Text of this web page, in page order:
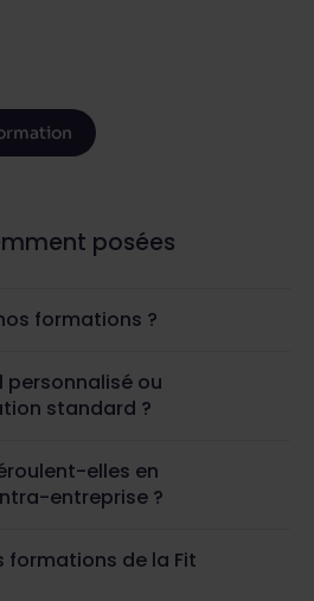
posées
formations ?
ou
standard ?
elles en
entreprise ?
formations de la Fit